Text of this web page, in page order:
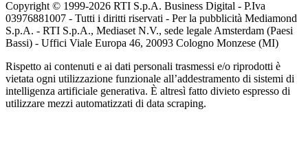
Copyright © 1999-2026 RTI S.p.A. Business Digital - P.Iva
03976881007 - Tutti i diritti riservati - Per la pubblicità Mediamond
S.p.A. - RTI S.p.A., Mediaset N.V., sede legale Amsterdam (Paesi
Bassi) - Uffici Viale Europa 46, 20093 Cologno Monzese (MI)
Rispetto ai contenuti e ai dati personali trasmessi e/o riprodotti è
vietata ogni utilizzazione funzionale all’addestramento di sistemi di
intelligenza artificiale generativa. È altresì fatto divieto espresso di
utilizzare mezzi automatizzati di data scraping.